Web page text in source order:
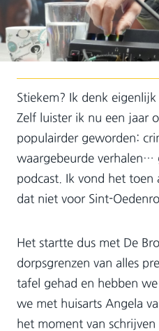
Stiekem? Ik denk
Zelf luister ik nu een jaar
populairder geworden:
waargebeurde verhalen…
podcast. Ik vond het toen
dat niet voor Sint-
Het startte dus met De
dorpsgrenzen van alles
tafel gehad en hebben
we met huisarts Angela
het moment van